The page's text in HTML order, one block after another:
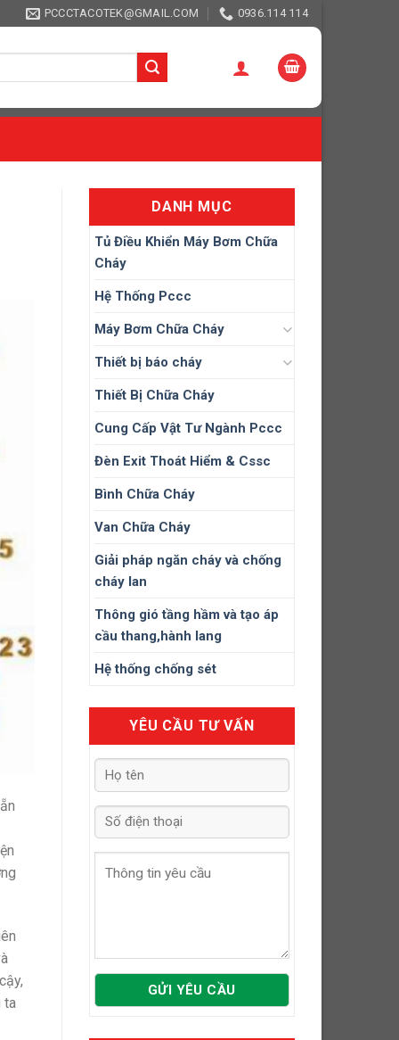
PCCCTACOTEK@GMAIL.COM 0936.114 114
ta
DANH MỤC
Tủ Điều Khiển Máy Bơm Chữa
Cháy
Hệ Thống Pccc
Máy Bơm Chữa Cháy
Thiết bị báo cháy
Thiết Bị Chữa Cháy
Cung Cấp Vật Tư Ngành Pccc
Đèn Exit Thoát Hiểm & Cssc
Bình Chữa Cháy
Van Chữa Cháy
Giải pháp ngăn cháy và chống
cháy lan
Thông gió tầng hầm và tạo áp
cầu thang,hành lang
Hệ thống chống sét
YÊU CẦU TƯ VẤN